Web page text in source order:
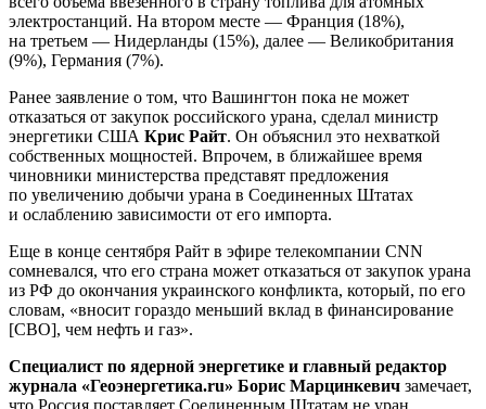
электростанций. На втором месте — Франция (18%),
на третьем — Нидерланды (15%), далее — Великобритания
(9%), Германия (7%).
Ранее заявление о том, что Вашингтон пока не может
отказаться от закупок российского урана, сделал министр
энергетики США Крис Райт. Он объяснил это нехваткой
собственных мощностей. Впрочем, в ближайшее время
чиновники министерства представят предложения
по увеличению добычи урана в Соединенных Штатах
и ослаблению зависимости от его импорта.
Еще в конце сентября Райт в эфире телекомпании CNN
сомневался, что его страна может отказаться от закупок урана
из РФ до окончания украинского конфликта, который, по его
словам, «вносит гораздо меньший вклад в финансирование
[СВО], чем нефть и газ».
Специалист по ядерной энергетике и главный редактор
журнала «Геоэнергетика.ru» Борис Марцинкевич замечает,
что Россия поставляет Соединенным Штатам не уран,